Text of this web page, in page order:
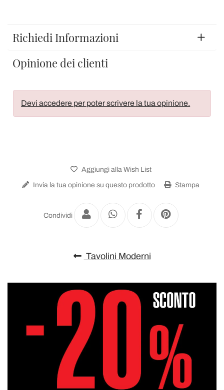
Richiedi Informazioni
Opinione dei clienti
Devi accedere per poter scrivere la tua opinione.
Aggiungi alla Wish List
Invia la tua opinione su questo prodotto Stampa
Condividi
Tavolini Moderni